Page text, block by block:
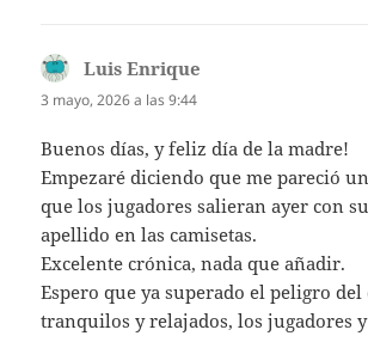
Luis Enrique
3 mayo, 2026 a las 9:44
Buenos días, y feliz día de la madre!
Empezaré diciendo que me pareció
que los jugadores salieran ayer con
apellido en las camisetas.
Excelente crónica, nada que añadir.
Espero que ya superado el peligro del
tranquilos y relajados, los jugadores